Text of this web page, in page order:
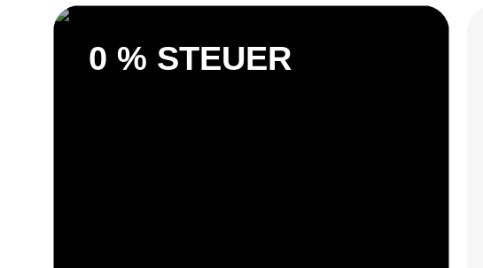
0 % STEUER